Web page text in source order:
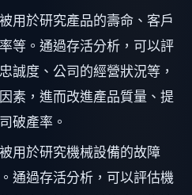
用於研究產品的壽命、客戶
等。通過存活分析，可以評
誠度、公司的經營狀況等，
素，進而改進產品質量、提
破產率。
用於研究機械設備的故障
通過存活分析，可以評估機